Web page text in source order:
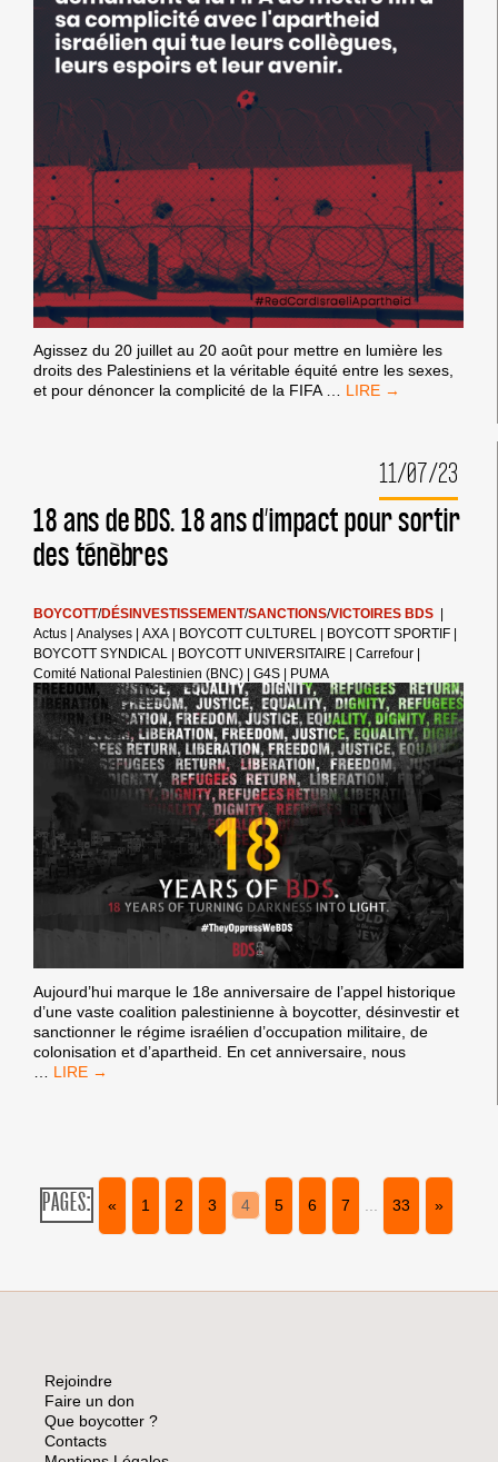
Agissez du 20 juillet au 20 août pour mettre en lumière les
droits des Palestiniens et la véritable équité entre les sexes,
et pour dénoncer la complicité de la FIFA
[APPEL
DU
MONDE
DÉNONCEZ
LA
COMPLICITÉ
LA
FIFA
ET
DE
PUMA
AVEC
L’APARTHEID
ISRAÉLIEN
!
11/07/23
18 ans de BDS. 18 ans d’impact pour sortir
des ténèbres
BOYCOTT/DÉSINVESTISSEMENT/SANCTIONS/VICTOIRES BDS
Actus |Analyses |AXA BOYCOTT CULTUREL BOYCOTT SPORTIF
BOYCOTT SYNDICAL
BOYCOTT UNIVERSITAIRE |Carrefour
Comité National Palestinien (BNC) |G4S PUMA
Aujourd’hui marque le 18e anniversaire de l’appel historique
d’une vaste coalition palestinienne à boycotter, désinvestir et
sanctionner le régime israélien d’occupation militaire, de
colonisation et d’apartheid. En cet anniversaire, nous
18
D’IMPACT
POUR
SORTIR
PAGES: « 1 2 3 4 5 6 7 33 »
Rejoindre
Faire un don
Que boycotter ?
Contacts